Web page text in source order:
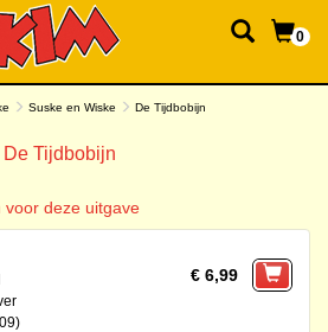
0
Suske en Wiske De Tijdbobijn
Tijdbobijn
voor deze uitgave
€ 6,99